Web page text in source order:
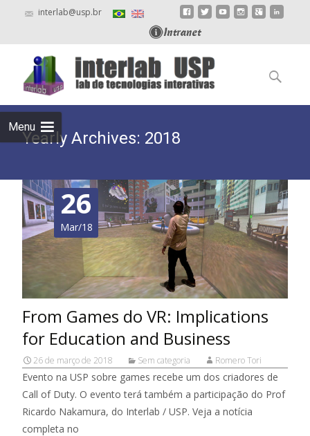
interlab@usp.br
Menu
to
content
Pesquisar
por:
Yearly Archives: 2018
26
Mar/18
From Games do VR: Implications
for Education and Business
26 de março de 2018 Sem categoria Romero Tori
Evento na USP sobre games recebe um dos criadores de
Call of Duty. O evento terá também a participação do Prof
Ricardo Nakamura, do Interlab / USP. Veja a notícia
completa no